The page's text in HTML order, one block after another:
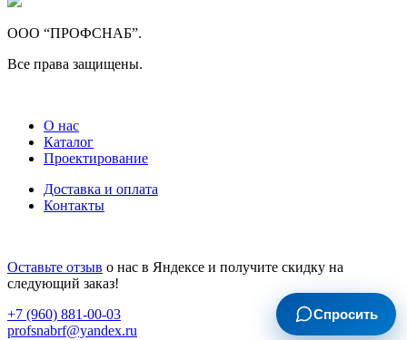
Спросить
ООО “ПРОФСНАБ”.
Все права защищены.
О нас
Каталог
Проектирование
Доставка и оплата
Контакты
Оставьте отзыв о нас в Яндексе и получите скидку на
следующий заказ!
+7 (960) 881-00-03
profsnabrf@yandex.ru